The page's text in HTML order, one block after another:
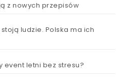
z nowych przepisów
ludzie. Polska ma ich
event letni bez stresu?